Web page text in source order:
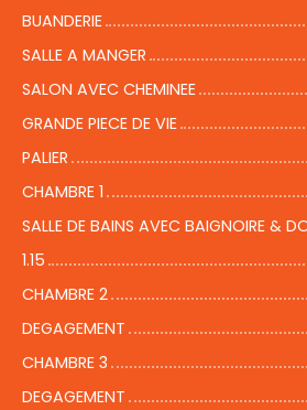
BUANDERIE
SALLE A MANGER
SALON AVEC CHEMINEE
GRANDE PIECE DE VIE
PALIER
CHAMBRE 1
SALLE DE BAINS AVEC BAIGNOIRE &
1.15
CHAMBRE 2
DEGAGEMENT
CHAMBRE 3
DEGAGEMENT